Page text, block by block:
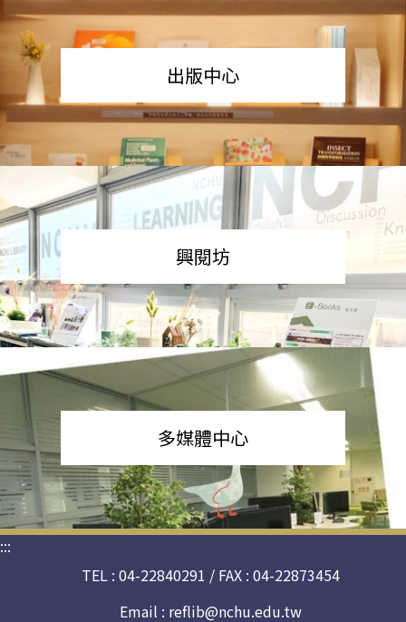
出版中心
興閱坊
多媒體中心
:::
TEL : 04-22840291 / FAX : 04-22873454